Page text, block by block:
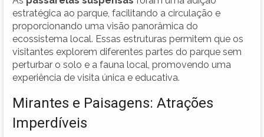
estratégica ao parque, facilitando a circulação e
proporcionando uma visão panorâmica do
ecossistema local. Essas estruturas permitem que os
visitantes explorem diferentes partes do parque sem
perturbar o solo e a fauna local, promovendo uma
experiência de visita única e educativa.
Mirantes e Paisagens: Atrações
Imperdíveis